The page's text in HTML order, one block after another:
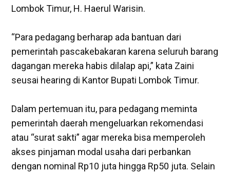
Lombok Timur, H. Haerul Warisin.
‎“Para pedagang berharap ada bantuan dari
pemerintah pascakebakaran karena seluruh barang
dagangan mereka habis dilalap api,” kata Zaini
seusai hearing di Kantor Bupati Lombok Timur.
‎Dalam pertemuan itu, para pedagang meminta
pemerintah daerah mengeluarkan rekomendasi
atau “surat sakti” agar mereka bisa memperoleh
akses pinjaman modal usaha dari perbankan
dengan nominal Rp10 juta hingga Rp50 juta. Selain